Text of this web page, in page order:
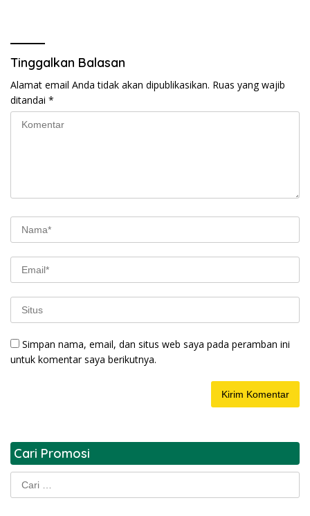
Tinggalkan Balasan
Alamat email Anda tidak akan dipublikasikan. Ruas yang wajib
ditandai *
Simpan nama, email, dan situs web saya pada peramban ini
untuk komentar saya berikutnya.
Cari Promosi